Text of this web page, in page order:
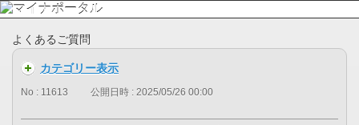
よくあるご質問
カテゴリー表示
No : 11613 公開日時 : 2025/05/26 00:00